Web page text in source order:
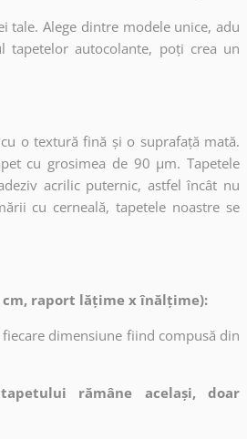
tale. Alege dintre modele unice, adu
tapetelor autocolante, poți crea un
o textură fină și o suprafață mată.
cu grosimea de 90 µm. Tapetele
acrilic puternic, astfel încât nu
cu cerneală, tapetele noastre se
raport lățime x înălțime):
dimensiune fiind compusă din
rămâne același, doar